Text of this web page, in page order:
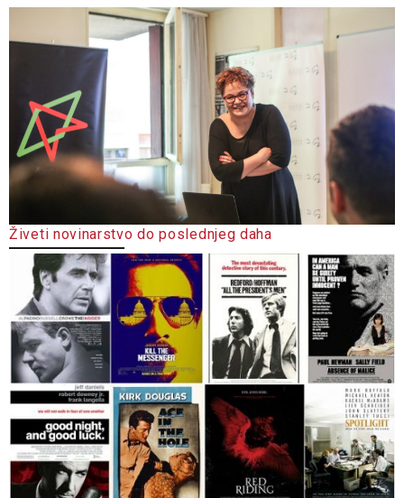
Živeti novinarstvo do poslednjeg daha